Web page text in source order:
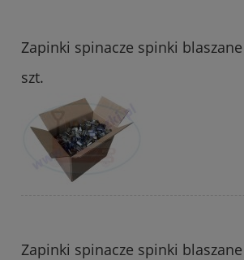
Zapinki spinacze spinki
szt.
Zapinki spinacze spinki